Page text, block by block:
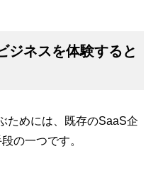
ジネスを体験すると
ためには、既存のSaaS企
の一つです。